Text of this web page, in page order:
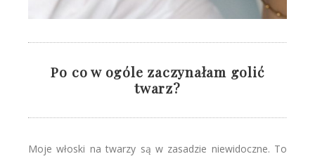
Po co w ogóle zaczynałam golić
twarz?
Moje włoski na twarzy są w zasadzie niewidoczne. To